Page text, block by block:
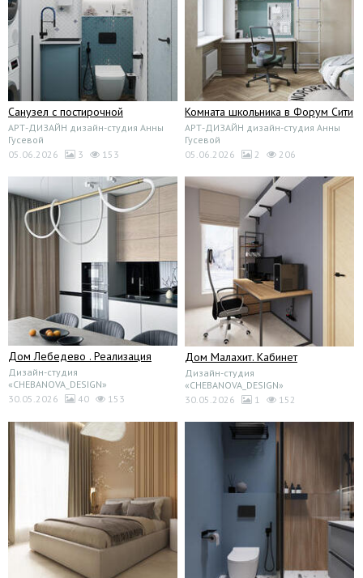
Санузел с постирочной
АРТ-ДИЗАЙН дизайн-студия Анны
Гусевой
05.06.2026
3 153
Комната школьника в Форум Сити
АРТ-ДИЗАЙН дизайн-студия Анны
Гусевой
05.06.2026
2 206
Дом Лебедево . Реализация
Дизайн-студия
«CHEBANOVA_DESIGN»
30.05.2026
40 153
Дом Малахит. Кабинет
Дизайн-студия
«CHEBANOVA_DESIGN»
30.05.2026
1 152